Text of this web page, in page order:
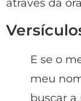
através da
E se o
meu
buscar a